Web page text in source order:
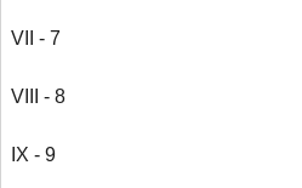
VII - 7
VIII - 8
IX - 9